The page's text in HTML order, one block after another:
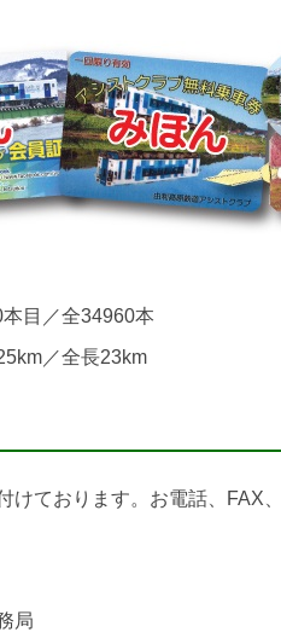
目／全34960本
／全長23km
ております。お電話、FAX
局